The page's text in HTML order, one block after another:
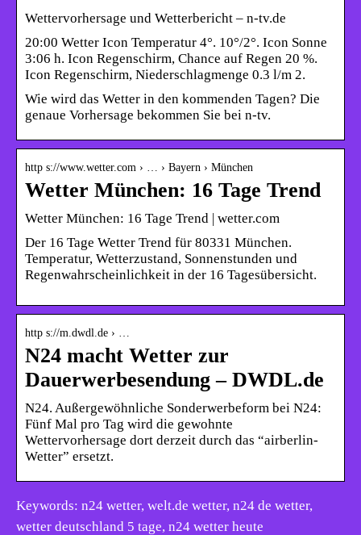
Wettervorhersage und Wetterbericht – n-tv.de
20:00 Wetter Icon Temperatur 4°. 10°/2°. Icon Sonne
3:06 h. Icon Regenschirm, Chance auf Regen 20 %.
Icon Regenschirm, Niederschlagmenge 0.3 l/m 2.
Wie wird das Wetter in den kommenden Tagen? Die
genaue Vorhersage bekommen Sie bei n-tv.
http s://www.wetter.com › … › Bayern › München
Wetter München: 16 Tage Trend
Wetter München: 16 Tage Trend | wetter.com
Der 16 Tage Wetter Trend für 80331 München.
Temperatur, Wetterzustand, Sonnenstunden und
Regenwahrscheinlichkeit in der 16 Tagesübersicht.
http s://m.dwdl.de › …
N24 macht Wetter zur
Dauerwerbesendung – DWDL.de
N24. Außergewöhnliche Sonderwerbeform bei N24:
Fünf Mal pro Tag wird die gewohnte
Wettervorhersage dort derzeit durch das “airberlin-
Wetter” ersetzt.
Keywords: n24 wetter, welt.de wetter, n24 de wetter,
wetter deutschland 5 tage, n24 wetter heute